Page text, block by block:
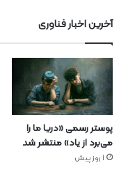
آخرین اخبار فناوری
پوستر رسمی «دریا ما را
می‌برد از یاد» منتشر شد
1 روز پیش